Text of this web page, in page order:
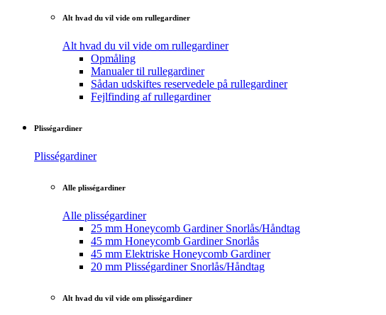
Alt hvad du vil vide om rullegardiner
Alt hvad du vil vide om rullegardiner
Opmåling
Manualer til rullegardiner
Sådan udskiftes reservedele på rullegardiner
Fejlfinding af rullegardiner
Plisségardiner
Plisségardiner
Alle plisségardiner
Alle plisségardiner
25 mm Honeycomb Gardiner Snorlås/Håndtag
45 mm Honeycomb Gardiner Snorlås
45 mm Elektriske Honeycomb Gardiner
20 mm Plisségardiner Snorlås/Håndtag
Alt hvad du vil vide om plisségardiner